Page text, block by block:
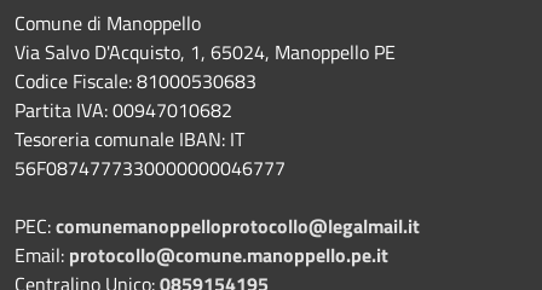
Comune di Manoppello
Via Salvo D'Acquisto, 1, 65024, Manoppello PE
Codice Fiscale: 81000530683
Partita IVA: 00947010682
Tesoreria comunale IBAN: IT
56F0874777330000000046777
PEC:comunemanoppelloprotocollo@legalmail.it
Email: protocollo@comune.manoppello.pe.it
Centralino Unico:0859154195